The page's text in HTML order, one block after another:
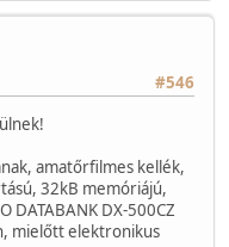
#546
amatőrfilmes kellék,
32kB memóriájú,
DATABANK DX-500CZ
mielőtt elektronikus